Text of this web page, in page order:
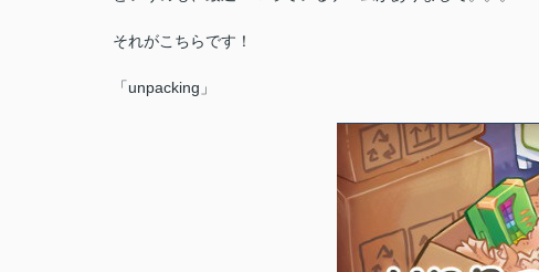
それがこちらです！
「unpacking」